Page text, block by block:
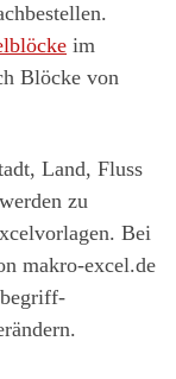
im
Blöcke von
Land, Fluss
zu
Bei
makro-excel.de